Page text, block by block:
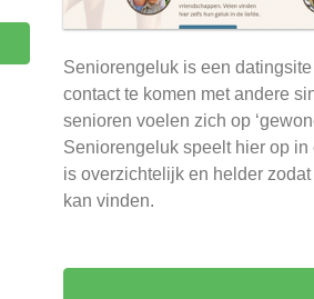
Seniorengeluk is een
contact te komen met andere
senioren voelen zich op
Seniorengeluk speelt hier op
is overzichtelijk en helder
kan vinden.